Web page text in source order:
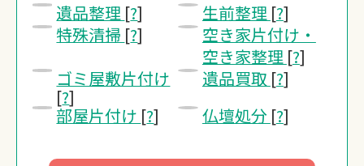
無料・24時間受付
Webで無料見積り
遺品整理 [?] 生前整理 [?]
特殊清掃 [?]
空き家片付け・
空き家整理 [?]
ゴミ屋敷片付け
[?]
遺品買取 [?]
部屋片付け [?] 仏壇処分 [?]